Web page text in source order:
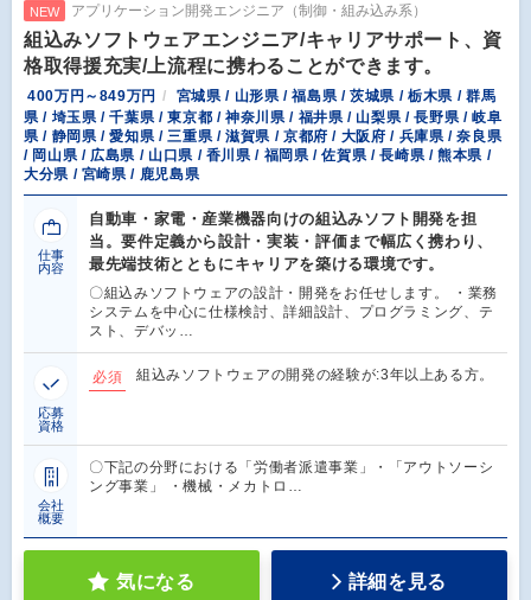
NEW アプリケーション開発エンジニア（制御・組み込み系）
組込みソフトウェアエンジニア/キャリアサポート、資
格取得援充実/上流程に携わることができます。
400万円～849万円
宮城県 / 山形県 / 福島県 / 茨城県 / 栃木県 / 群馬
県 / 埼玉県 / 千葉県 / 東京都 / 神奈川県 / 福井県 / 山梨県 / 長野県 / 岐阜
県 / 静岡県 / 愛知県 / 三重県 / 滋賀県 / 京都府 / 大阪府 / 兵庫県 / 奈良県
/ 岡山県 / 広島県 / 山口県 / 香川県 / 福岡県 / 佐賀県 / 長崎県 / 熊本県 /
大分県 / 宮崎県 / 鹿児島県
仕事
内容
自動車・家電・産業機器向けの組込みソフト開発を担
当。要件定義から設計・実装・評価まで幅広く携わり、
最先端技術とともにキャリアを築ける環境です。
〇組込みソフトウェアの設計・開発をお任せします。 ・業務
システムを中心に仕様検討、詳細設計、プログラミング、テ
スト、デバッ…
応募
資格
必須 組込みソフトウェアの開発の経験が:3年以上ある方。
会社
概要
〇下記の分野における「労働者派遣事業」・「アウトソーシ
ング事業」 ・機械・メカトロ…
気になる 詳細を見る